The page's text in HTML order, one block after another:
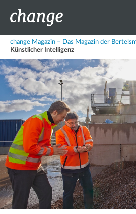
change Magazin – Das Magazin der
Künstlicher Intelligenz